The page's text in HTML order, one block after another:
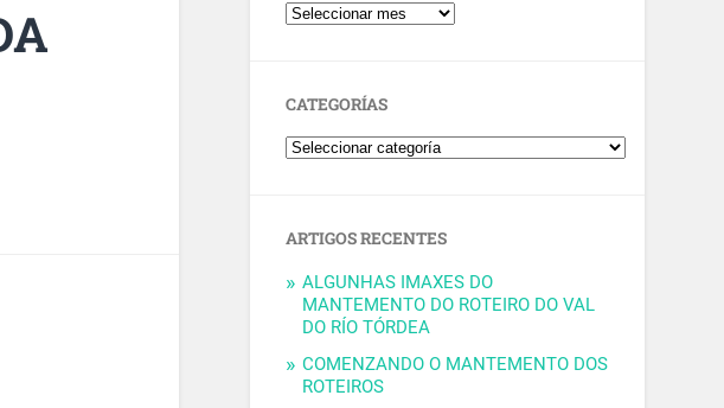
CATEGORÍAS
ARTIGOS RECENTES
ALGUNHAS IMAXES DO
MANTEMENTO DO ROTEIRO DO VAL
DO RÍO TÓRDEA
COMENZANDO O MANTEMENTO DOS
ROTEIROS